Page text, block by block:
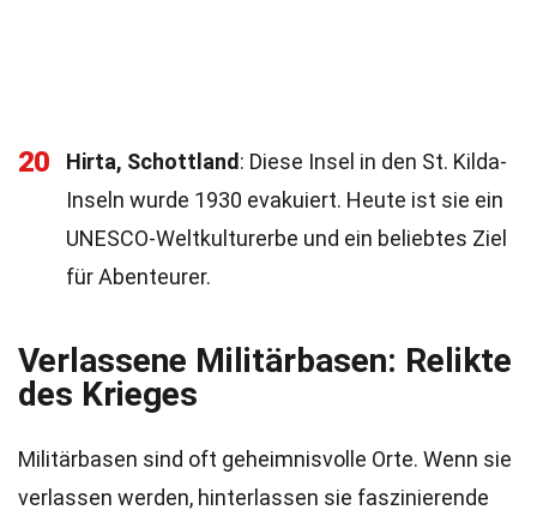
20 Hirta, Schottland : Diese Insel in den St. Kilda-
Inseln wurde 1930 evakuiert. Heute ist sie ein
UNESCO-Weltkulturerbe und ein beliebtes Ziel
für Abenteurer.
Verlassene Militärbasen: Relikte
des Krieges
Militärbasen sind oft geheimnisvolle Orte. Wenn sie
verlassen werden, hinterlassen sie faszinierende